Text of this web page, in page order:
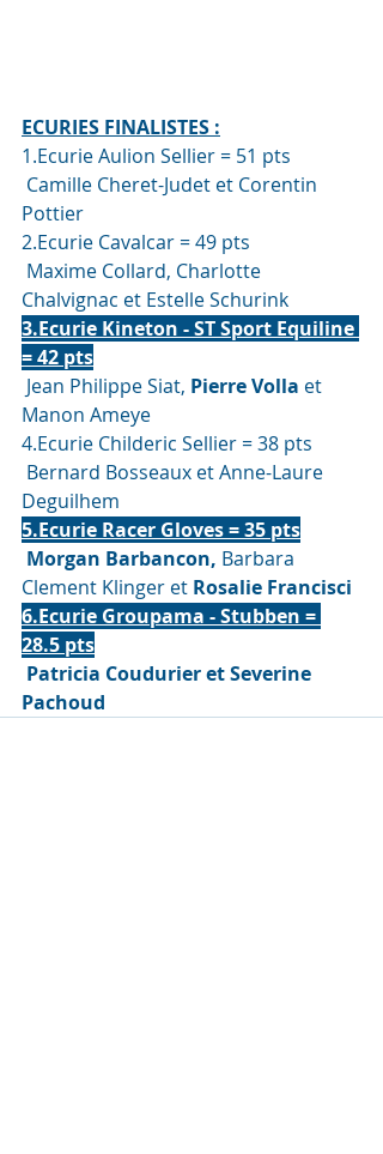
ECURIES FINALISTES :
1.Ecurie Aulion Sellier = 51 pts
Pottier
2.Ecurie Cavalcar = 49 pts
Chalvignac et Estelle Schurink
3.Ecurie Kineton - ST Sport Equiline
= 42 pts
Jean Philippe Siat, Pierre Volla et
Manon Ameye
4.Ecurie Childeric Sellier = 38 pts
Deguilhem
5.Ecurie Racer Gloves = 35 pts
Morgan Barbancon, Barbara
Clement Klinger et Rosalie Francisci
6.Ecurie Groupama - Stubben =
28.5 pts
Pachoud